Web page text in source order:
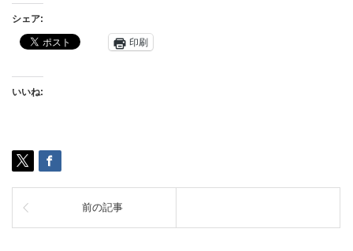
シェア:
印刷
いいね:
前の記事